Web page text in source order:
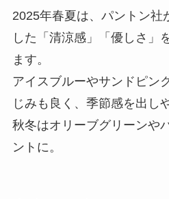
2025年春夏は、パントン社
した「清涼感」「優しさ」
ます。
アイスブルーやサンドピン
じみも良く、季節感を出し
秋冬はオリーブグリーンや
ントに。